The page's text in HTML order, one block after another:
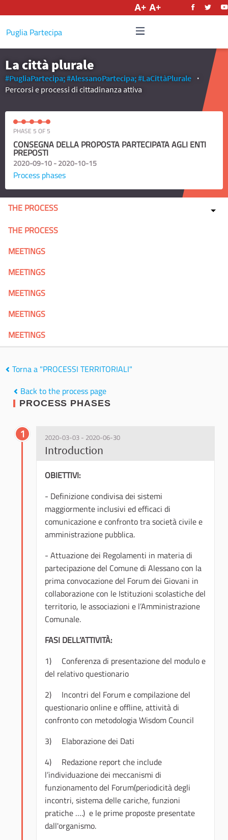
Puglia Partecipa
La città plurale
#PugliaPartecipa;#AlessanoPartecipa;#LaCittàPlurale
Percorsi e processi di cittadinanza attiva
PHASE 5 OF 5
CONSEGNA DELLA PROPOSTA PARTECIPATA AGLI ENTI
PREPOSTI
2020-09-10 - 2020-10-15
Process phases
THE PROCESS
THE PROCESS
MEETINGS
MEETINGS
MEETINGS
MEETINGS
MEETINGS
Torna a "PROCESSI TERRITORIALI"
Back to the process page
PROCESS PHASES
1 2020-03-03 - 2020-06-30
Introduction
OBIETTIVI:
- Definizione condivisa dei sistemi
maggiormente inclusivi ed efficaci di
comunicazione e confronto tra società civile e
amministrazione pubblica.
- Attuazione dei Regolamenti in materia di
partecipazione del Comune di Alessano con la
prima convocazione del Forum dei Giovani in
collaborazione con le Istituzioni scolastiche del
territorio, le associazioni e l’Amministrazione
Comunale.
FASI DELL’ATTIVITÀ:
1) Conferenza di presentazione del modulo e
del relativo questionario
2) Incontri del Forum e compilazione del
questionario online e offline, attività di
confronto con metodologia Wisdom Council
3) Elaborazione dei Dati
4) Redazione report che include
l’individuazione dei meccanismi di
funzionamento del Forum(periodicità degli
incontri, sistema delle cariche, funzioni
pratiche ….) e le prime proposte presentate
dall'organismo.